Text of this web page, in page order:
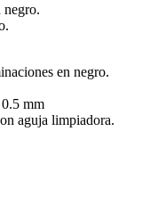
negro.
en negro.
mm
aguja limpiadora.